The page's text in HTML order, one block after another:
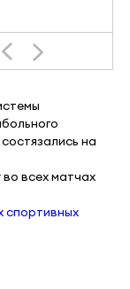
на
всех матчах
спортивных